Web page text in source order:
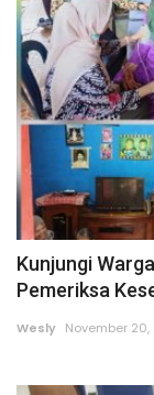
News
Jawa Barat
Riau
Bisnis
Jambi
Kaltim
Kunjungi
Pemeriksa
Wesly November 20,